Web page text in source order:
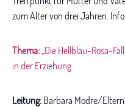
zum Alter von drei Jahren.
Thema:„Die Hellblau-Rosa-
in der Erziehung
Leitung: Barbara Modre/